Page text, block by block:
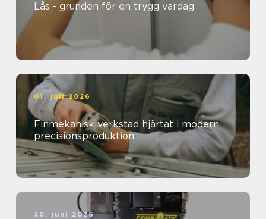
Lås - grunden för en trygg vardag
01. juli 2026
Finmekanisk verkstad hjärtat i modern
precisionsproduktion
30. juni 2026